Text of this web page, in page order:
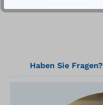
Haben Sie Fragen?